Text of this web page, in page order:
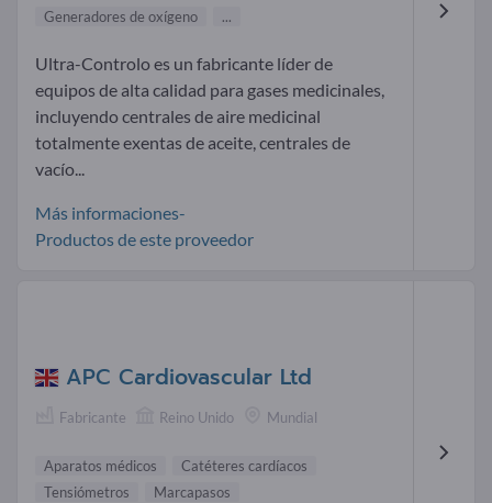
Generadores de oxígeno
...
Ultra-Controlo es un fabricante líder de
equipos de alta calidad para gases medicinales,
incluyendo centrales de aire medicinal
totalmente exentas de aceite, centrales de
vacío...
Más informaciones-
Productos de este proveedor
APC Cardiovascular Ltd
Fabricante Reino Unido Mundial
Aparatos médicos
Catéteres cardíacos
Tensiómetros
Marcapasos